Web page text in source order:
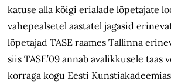
katuse alla kõigi erialade lõpetajate
vahepealsetel aastatel jagasid
lõpetajad TASE raames Tallinna
siis TASE’09 annab avalikkusele taas
korraga kogu Eesti